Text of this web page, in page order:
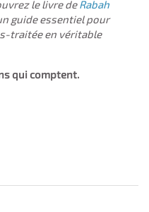
le livre deRabah
guide essentiel pour
traitée en véritable
qui comptent.